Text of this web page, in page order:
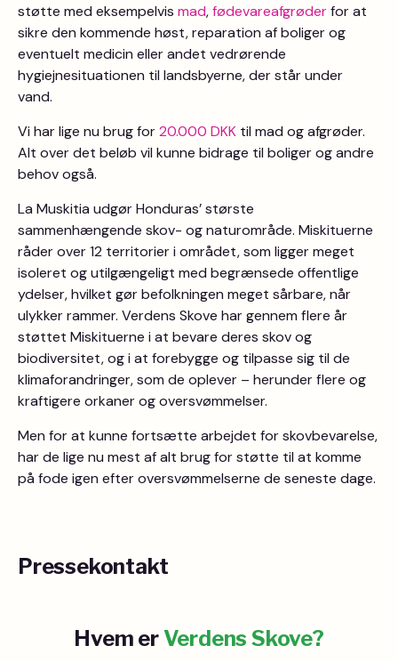
støtte med eksempelvis mad,fødevareafgrøderfor at
sikre den kommende høst, reparation af boliger og
eventuelt medicin eller andet vedrørende
hygiejnesituationen til landsbyerne, der står under
vand.
Vi har lige nu brug for20.000 DKK til mad og afgrøder.
Alt over det beløb vil kunne bidrage til boliger og andre
behov også.
La Muskitia udgør Honduras’ største
sammenhængende skov- og naturområde. Miskituerne
råder over 12 territorier i området, som ligger meget
isoleret og utilgængeligt med begrænsede offentlige
ydelser, hvilket gør befolkningen meget sårbare, når
ulykker rammer. Verdens Skove har gennem flere år
støttet Miskituerne i at bevare deres skov og
biodiversitet, og i at forebygge og tilpasse sig til de
klimaforandringer, som de oplever – herunder flere og
kraftigere orkaner og oversvømmelser.
Men for at kunne fortsætte arbejdet for skovbevarelse,
har de lige nu mest af alt brug for støtte til at komme
på fode igen efter oversvømmelserne de seneste dage.
Pressekontakt
Hvem erVerdens Skove?